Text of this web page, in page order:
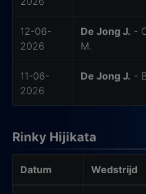
12-06-
2026
De Jong J. -
M.
11-06-
2026
De Jong J. -
Rinky Hijikata
Datum Wedstrijd